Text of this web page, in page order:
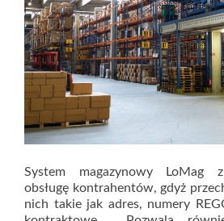
System magazynowy LoMag
obsługę kontrahentów, gdyż
nich takie jak adres, numery